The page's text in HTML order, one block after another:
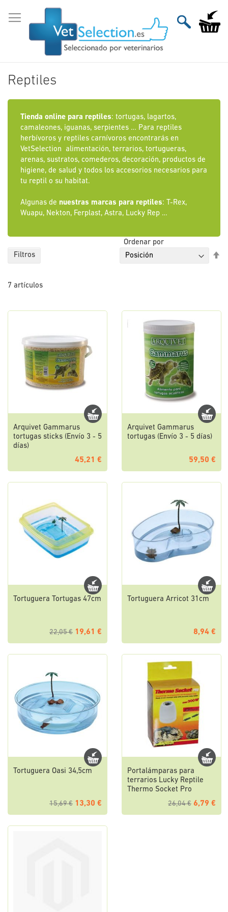
al
contenido
Mi
Reptiles
Tienda online para reptiles: tortugas, lagartos,
camaleones, iguanas, serpientes … Para reptiles
herbívoros y reptiles carnívoros encontrarás en
VetSelection alimentación, terrarios, tortugueras,
arenas, sustratos, comederos, decoración, productos de
higiene, de salud y todos los accesorios necesarios para
tu reptil o su habitat.
Algunas de nuestras marcas para reptiles: T-Rex,
Wuapu, Nekton, Ferplast, Astra, Lucky Rep …
7 artículos
Ordenar por
Arquivet Gammarus
tortugas sticks (Envío 3 - 5
días)
45,21 €
Arquivet Gammarus
tortugas (Envío 3 - 5 días)
59,50 €
Tortuguera Tortugas 47cm
22,05 € 19,61 €
Tortuguera Arricot 31cm
8,94 €
Tortuguera Oasi 34,5cm
15,69 € 13,30 €
Portalámparas para
terrarios Lucky Reptile
Thermo Socket Pro
26,04 € 6,79 €
Filtros